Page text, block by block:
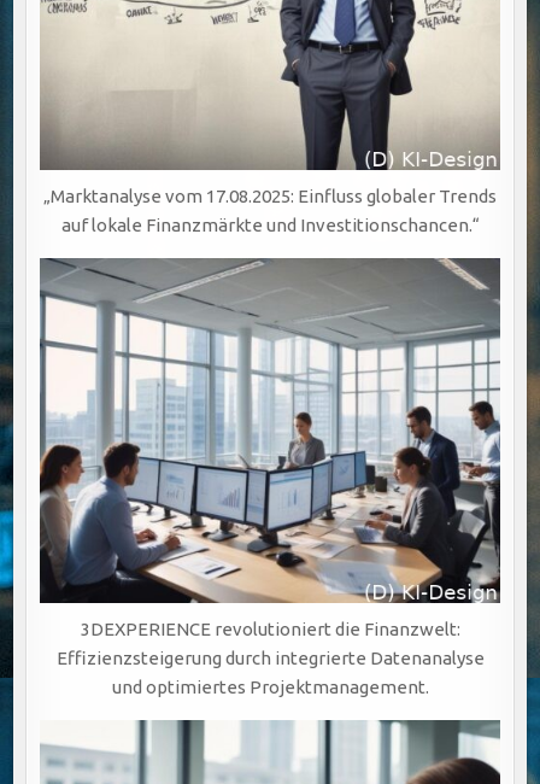
„Marktanalyse vom 17.08.2025: Einfluss globaler Trends
auf lokale Finanzmärkte und Investitionschancen.“
3DEXPERIENCE revolutioniert die Finanzwelt:
Effizienzsteigerung durch integrierte Datenanalyse
und optimiertes Projektmanagement.